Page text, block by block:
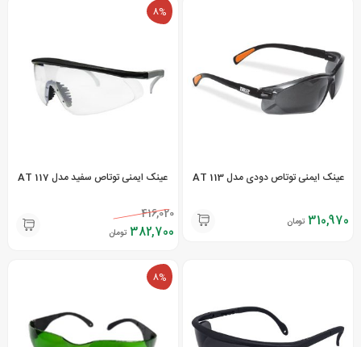
عینک ایمنی توتاص دودی مدل AT 113
310,970 تومان
8%
عینک ایمنی توتاص سفید مدل AT 117
416,020
382,700 تومان
8%